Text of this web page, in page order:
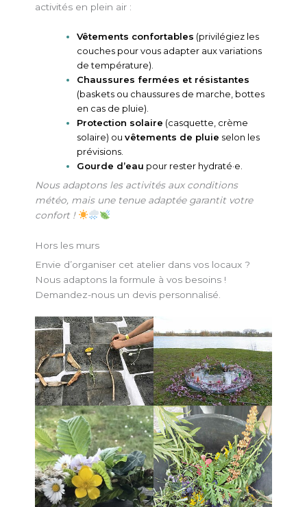
activités en plein air :
Vêtements confortables (privilégiez les
couches pour vous adapter aux variations
de température).
Chaussures fermées et résistantes
(baskets ou chaussures de marche, bottes
en cas de pluie).
Protection solaire (casquette, crème
solaire) ou vêtements de pluie selon les
prévisions.
Gourde d’eau pour rester hydraté·e.
Nous adaptons les activités aux conditions
météo, mais une tenue adaptée garantit votre
confort !
Hors les murs
Envie d’organiser cet atelier dans vos locaux ?
Nous adaptons la formule à vos besoins !
Demandez-nous un devis personnalisé.